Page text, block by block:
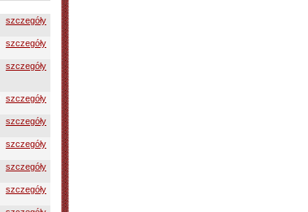
szczegóły
szczegóły
szczegóły
szczegóły
szczegóły
szczegóły
szczegóły
szczegóły